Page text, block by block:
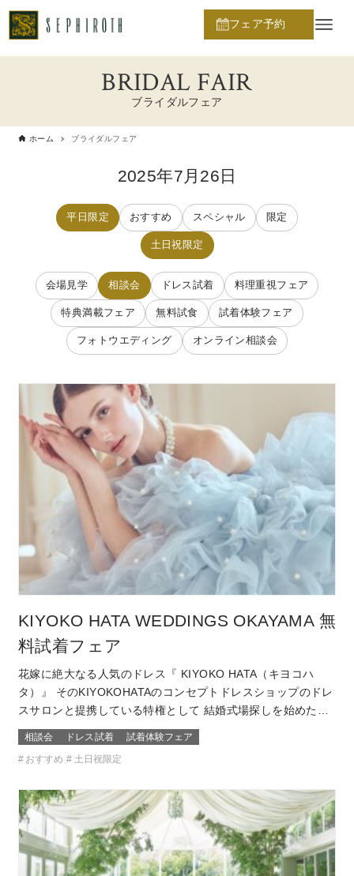
フェア予約
BRIDAL FAIR
ブライダルフェア
ホーム ブライダルフェア
2025年7月26日
平日限定 おすすめ スペシャル 限定
土日祝限定
会場見学 相談会 ドレス試着 料理重視フェア
特典満載フェア 無料試食 試着体験フェア
フォトウエディング オンライン相談会
KIYOKO HATA WEDDINGS OKAYAMA 無
料試着フェア
花嫁に絶大なる人気のドレス『 KIYOKO HATA（キヨコハ
タ）』 そのKIYOKOHATAのコンセプトドレスショップのドレ
スサロンと提携している特権として 結婚式場探しを始めたお
ふたり限定の無料試着会を開催。 式場探しと一緒にドレスも
試着できて、結婚式のイメージが広がります！ 他のドレスサ
ロンでは取り扱いのないドレスも見れて着れるのは「ここだ
相談会 ドレス試着
試着体験フェア
おすすめ
土日祝限定